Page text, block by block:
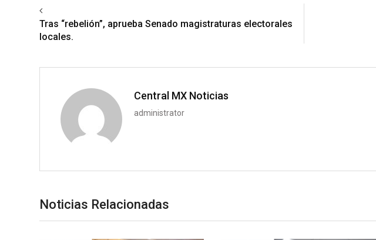
Tras “rebelión”, aprueba Senado magistraturas electorales
locales.
Central MX Noticias
administrator
Noticias Relacionadas